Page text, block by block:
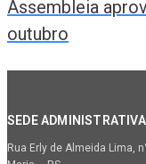
Assembleia
outubro
SEDE ADMINISTRATIVA
Rua Erly de Almeida Lima,